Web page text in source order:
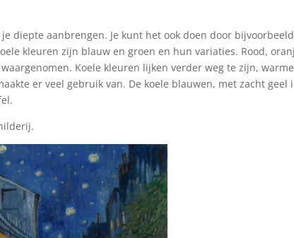
diepte aanbrengen. Je kunt het ook doen door bijvoorbeeld
kleuren zijn blauw en groen en hun variaties. Rood,
Koele kleuren lijken verder weg te zijn, warme
er veel gebruik van. De koele blauwen, met zacht geel